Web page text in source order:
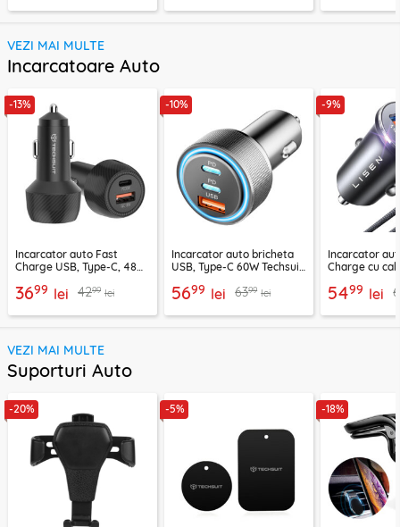
VEZI MAI MULTE
Incarcatoare Auto
-13%
Incarcator auto Fast
Charge USB, Type-C, 48W
3699 lei 4299 lei
-10%
Incarcator auto bricheta
USB, Type-C 60W Techsuit
5699 lei 6399 lei
-9%
Incarcator
Charge cu
5499 lei
VEZI MAI MULTE
Suporturi Auto
-20% -5% -18%